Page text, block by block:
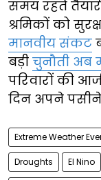
समय रहते
श्रमिकों को
मानवीय संकट
बड़ी चुनौती अब
परिवारों की
दिन अपने पसीने
Extreme Weather
Droughts El Nino